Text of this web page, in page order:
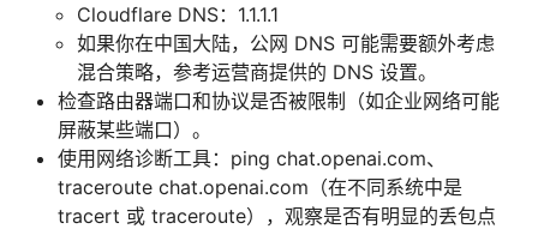
Cloudflare DNS：1.1.1.1
如果你在中国大陆，公网 DNS 可能需要额外考虑
混合策略，参考运营商提供的 DNS 设置。
检查路由器端口和协议是否被限制（如企业网络可能
屏蔽某些端口）。
使用网络诊断工具：ping chat.openai.com、
traceroute chat.openai.com（在不同系统中是
tracert 或 traceroute），观察是否有明显的丢包点